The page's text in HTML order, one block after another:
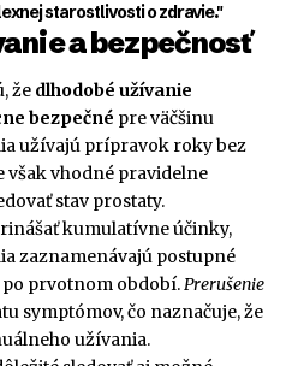
starostlivosti o zdravie."
a bezpečnosť
že dlhodobé užívanie
bezpečné pre väčšinu
užívajú prípravok roky bez
však vhodné pravidelne
stav prostaty.
kumulatívne účinky,
zaznamenávajú postupné
prvotnom období.Prerušenie
symptómov, čo naznačuje, že
užívania.